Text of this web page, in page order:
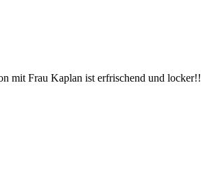
mit Frau Kaplan ist erfrischend und locker!!